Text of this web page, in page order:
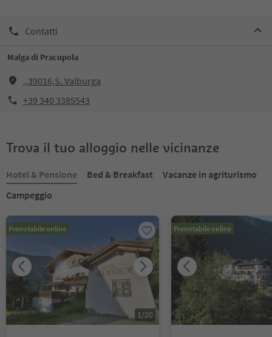
Contatti
Malga di Pracupola
.,39016,S. Valburga
+39 340 3385543
Trova il tuo alloggio nelle vicinanze
Hotel & Pensione Bed & Breakfast
Vacanze in agriturismo
Campeggio
Prenotabile online
1/20
Prenotabile online